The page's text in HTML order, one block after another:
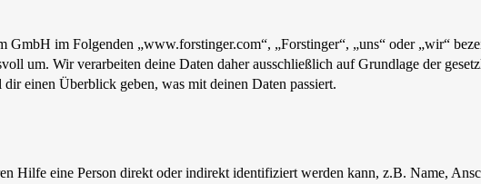
im Folgenden „www.forstinger.com“, „Forstinger“, „uns“ oder „wir“
um. Wir verarbeiten deine Daten daher ausschließlich auf Grundlage der
einen Überblick geben, was mit deinen Daten passiert.
Hilfe eine Person direkt oder indirekt identifiziert werden kann, z.B. Name,